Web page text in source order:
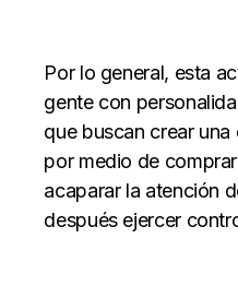
Por lo general, esta
gente con
que buscan crear
por medio de
acaparar la atención
después ejercer